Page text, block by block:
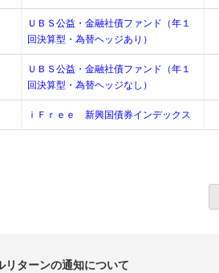
ＵＢＳ公益・金融社債ファンド（年１
回決算型・為替ヘッジあり）
ＵＢＳ公益・金融社債ファンド（年１
回決算型・為替ヘッジなし）
ｉＦｒｅｅ 新興国債券インデックス
リターンの通知について